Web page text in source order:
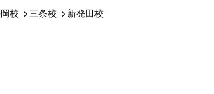
校 三条校 新発田校